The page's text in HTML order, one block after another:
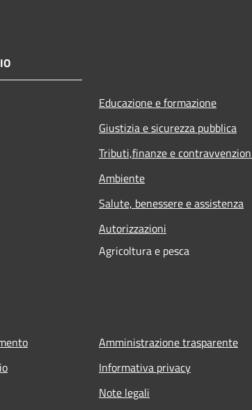
Educazione e formazione
Giustizia e sicurezza pubblica
Tributi,finanze e
Ambiente
Salute, benessere e assistenza
Autorizzazioni
Agricoltura e pesca
Amministrazione trasparente
Informativa privacy
Note legali